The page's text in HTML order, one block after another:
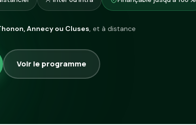
Annecy ou Cluses, et à distance
Voir le programme